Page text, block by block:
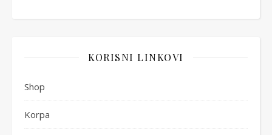
KORISNI LINKOVI
Shop
Korpa